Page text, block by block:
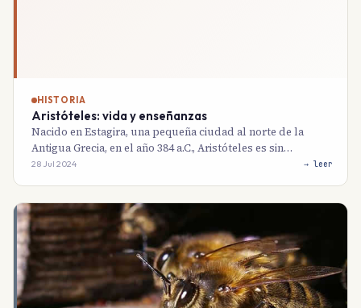
HISTORIA
Aristóteles: vida y enseñanzas
Nacido en Estagira, una pequeña ciudad al norte de la
Antigua Grecia, en el año 384 a.C., Aristóteles es sin…
28 Jul 2024 → leer